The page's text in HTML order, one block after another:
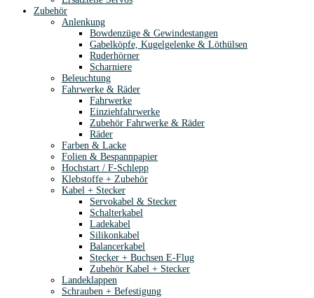
Zubehör
Anlenkung
Bowdenzüge & Gewindestangen
Gabelköpfe, Kugelgelenke & Löthülsen
Ruderhörner
Scharniere
Beleuchtung
Fahrwerke & Räder
Fahrwerke
Einziehfahrwerke
Zubehör Fahrwerke & Räder
Räder
Farben & Lacke
Folien & Bespannpapier
Hochstart / F-Schlepp
Klebstoffe + Zubehör
Kabel + Stecker
Servokabel & Stecker
Schalterkabel
Ladekabel
Silikonkabel
Balancerkabel
Stecker + Buchsen E-Flug
Zubehör Kabel + Stecker
Landeklappen
Schrauben + Befestigung